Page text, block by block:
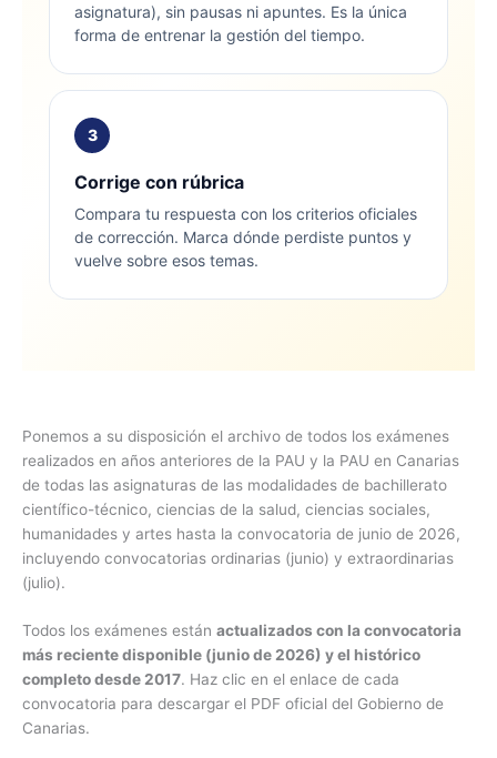
asignatura), sin pausas ni apuntes. Es la única
forma de entrenar la gestión del tiempo.
3
Corrige con rúbrica
Compara tu respuesta con los criterios oficiales
de corrección. Marca dónde perdiste puntos y
vuelve sobre esos temas.
Ponemos a su disposición el archivo de todos los exámenes
realizados en años anteriores de la PAU y la PAU en Canarias
de todas las asignaturas de las modalidades de bachillerato
científico-técnico, ciencias de la salud, ciencias sociales,
humanidades y artes hasta la convocatoria de junio de 2026,
incluyendo convocatorias ordinarias (junio) y extraordinarias
(julio).
Todos los exámenes están actualizados con la convocatoria
más reciente disponible (junio de 2026) y el histórico
completo desde 2017. Haz clic en el enlace de cada
convocatoria para descargar el PDF oficial del Gobierno de
Canarias.